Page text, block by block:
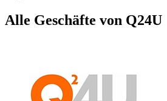
Alle Geschäfte von Q24U